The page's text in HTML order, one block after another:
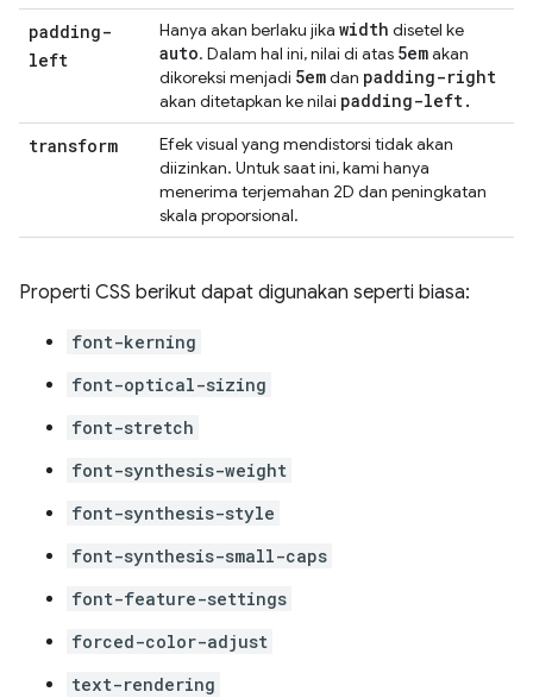
padding-
left
Hanya akan berlaku jika width disetel ke
auto. Dalam hal ini, nilai di atas 5emakan
dikoreksi menjadi 5emdan padding-right
akan ditetapkan ke nilai padding-left.
transform
Efek visual yang mendistorsi tidak akan
diizinkan. Untuk saat ini, kami hanya
menerima terjemahan 2D dan peningkatan
skala proporsional.
Properti CSS berikut dapat digunakan seperti biasa:
font-kerning
font-optical-sizing
font-stretch
font-synthesis-weight
font-synthesis-style
font-synthesis-small-caps
font-feature-settings
forced-color-adjust
text-rendering